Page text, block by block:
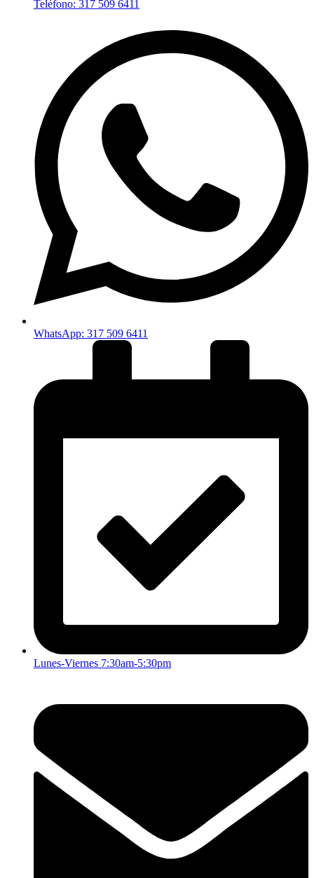
Teléfono: 317 509 6411
WhatsApp: 317 509 6411
Lunes-Viernes 7:30am-5:30pm